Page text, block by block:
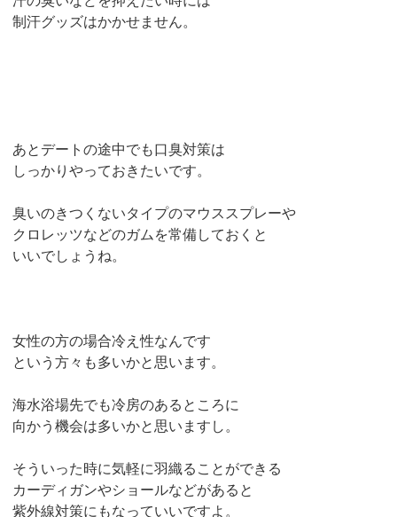
制汗グッズはかかせません。
あとデートの途中でも口臭対策は
しっかりやっておきたいです。
臭いのきつくないタイプのマウススプレーや
クロレッツなどのガムを常備しておくと
いいでしょうね。
女性の方の場合冷え性なんです
という方々も多いかと思います。
海水浴場先でも冷房のあるところに
向かう機会は多いかと思いますし。
そういった時に気軽に羽織ることができる
カーディガンやショールなどがあると
紫外線対策にもなっていいですよ。